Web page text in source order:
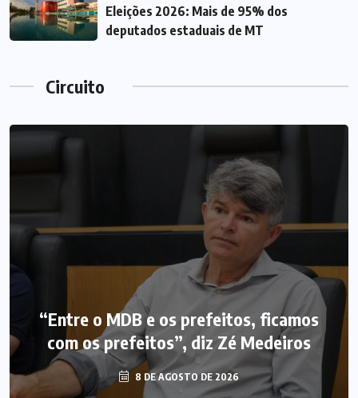
Eleições 2026: Mais de 95% dos
deputados estaduais de MT
Circuito
“Entre o MDB e os prefeitos, ficamos
com os prefeitos”, diz Zé Medeiros
8 DE AGOSTO DE 2026